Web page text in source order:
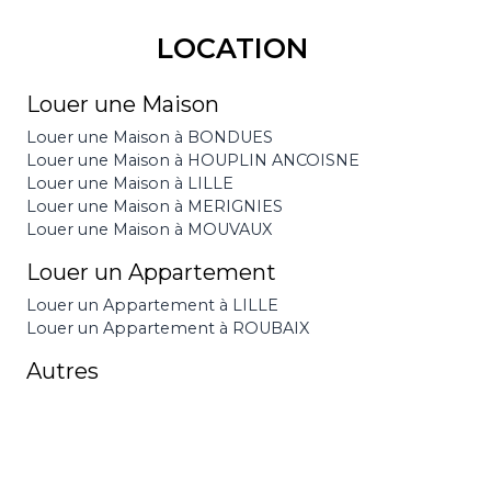
LOCATION
Louer une Maison
Louer une Maison à BONDUES
Louer une Maison à HOUPLIN ANCOISNE
Louer une Maison à LILLE
Louer une Maison à MERIGNIES
Louer une Maison à MOUVAUX
Louer un Appartement
Louer un Appartement à LILLE
Louer un Appartement à ROUBAIX
Autres